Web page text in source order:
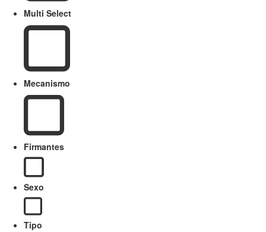
Multi Select
Mecanismo
Firmantes
Sexo
Tipo